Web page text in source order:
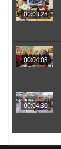
00:03:28
00:04:03
00:04:30